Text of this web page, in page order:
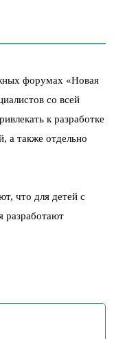
форумах «Новая
со всей
к разработке
а также отдельно
что для детей с
разработают